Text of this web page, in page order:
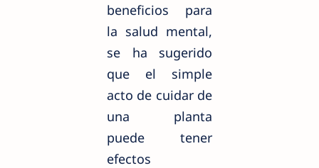
beneficios para
la salud mental,
se ha sugerido
que el simple
acto de cuidar de
una planta
puede tener
efectos